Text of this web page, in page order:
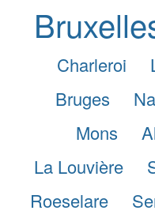
Charleroi
Bruges
Mons
La Louvière
Roeselare